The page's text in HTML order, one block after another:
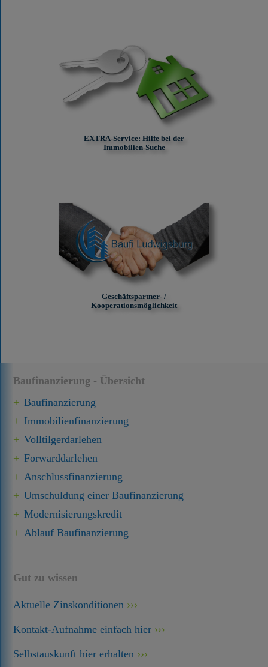
Baufinanzierung - Übersicht
Baufinanzierung
Immobilien­finanzierung
Volltilgerdarlehen
Forward­darlehen
Anschluss­finanzierung
Umschuldung einer Baufinanzierung
Modernisierungskredit
Ablauf Baufinanzierung
Gut zu wissen
Aktuelle Zinskonditionen
Kontakt-Aufnahme einfach hier
Selbstauskunft hier erhalten
EXTRA-Service: Hilfe bei der
Immobilien-Suche
Geschäftspartner- /
Kooperationsmöglichkeit